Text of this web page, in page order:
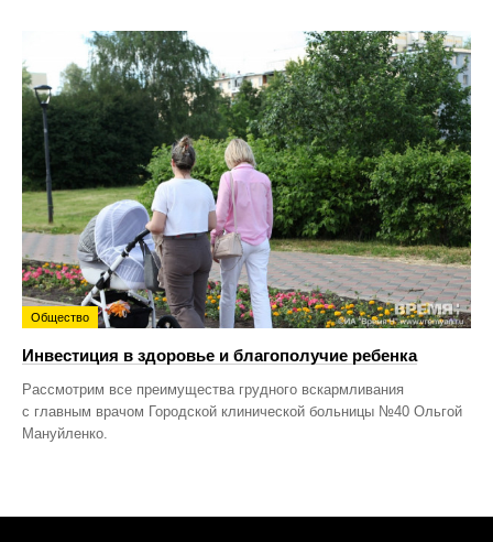
Общество
Инвестиция в здоровье и благополучие ребенка
Рассмотрим все преимущества грудного вскармливания
с главным врачом Городской клинической больницы №40 Ольгой
Мануйленко.